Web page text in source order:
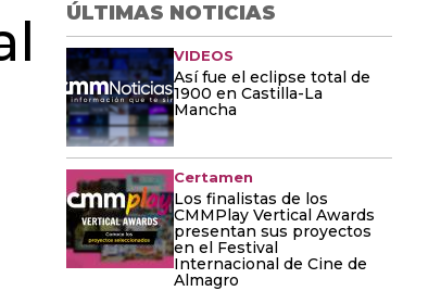
ÚLTIMAS NOTICIAS
VIDEOS
Así fue el eclipse total de
1900 en Castilla-La
Mancha
Certamen
Los finalistas de los
CMMPlay Vertical Awards
presentan sus proyectos
en el Festival
Internacional de Cine de
Almagro